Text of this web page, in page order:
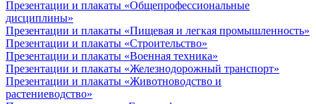
Презентации и плакаты «Общепрофессиональные
дисциплины»
Презентации и плакаты «Пищевая и легкая промышленность»
Презентации и плакаты «Строительство»
Презентации и плакаты «Военная техника»
Презентации и плакаты «Железнодорожный транспорт»
Презентации и плакаты «Животноводство и
растениеводство»